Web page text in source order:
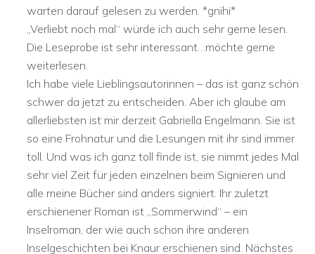
warten darauf gelesen zu werden. *gnihi*
„Verliebt noch mal“ würde ich auch sehr gerne lesen.
Die Leseprobe ist sehr interessant…möchte gerne
weiterlesen.
Ich habe viele Lieblingsautorinnen – das ist ganz schön
schwer da jetzt zu entscheiden. Aber ich glaube am
allerliebsten ist mir derzeit Gabriella Engelmann. Sie ist
so eine Frohnatur und die Lesungen mit ihr sind immer
toll. Und was ich ganz toll finde ist, sie nimmt jedes Mal
sehr viel Zeit für jeden einzelnen beim Signieren und
alle meine Bücher sind anders signiert. Ihr zuletzt
erschienener Roman ist „Sommerwind“ – ein
Inselroman, der wie auch schon ihre anderen
Inselgeschichten bei Knaur erschienen sind. Nächstes